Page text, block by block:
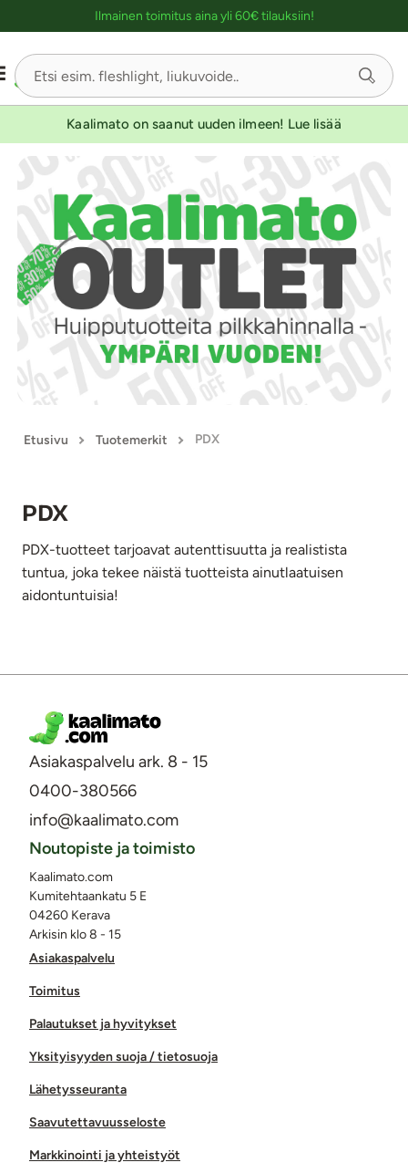
Ilmainen toimitus aina yli 60€ tilauksiin!
Kaalimato on saanut uuden ilmeen! Lue lisää
Etusivu Tuotemerkit PDX
PDX
PDX-tuotteet tarjoavat autenttisuutta ja realistista
tuntua, joka tekee näistä tuotteista ainutlaatuisen
aidontuntuisia!
Asiakaspalvelu ark. 8 - 15
0400-380566
info@kaalimato.com
Asiakaspalvelu
Toimitus
Palautukset ja hyvitykset
Yksityisyyden suoja / tietosuoja
Lähetysseuranta
Saavutettavuusseloste
Markkinointi ja yhteistyöt
Noutopiste ja toimisto
Kaalimato.com
Kumitehtaankatu 5 E
04260 Kerava
Arkisin klo 8 - 15